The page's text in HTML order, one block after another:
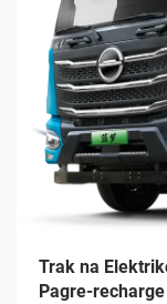
Trak na
Pagre-